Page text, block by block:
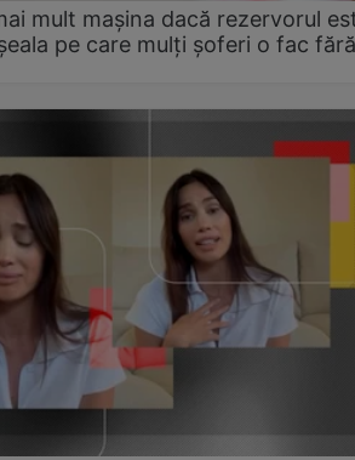
mult mașina dacă rezervorul
pe care mulți șoferi o fac